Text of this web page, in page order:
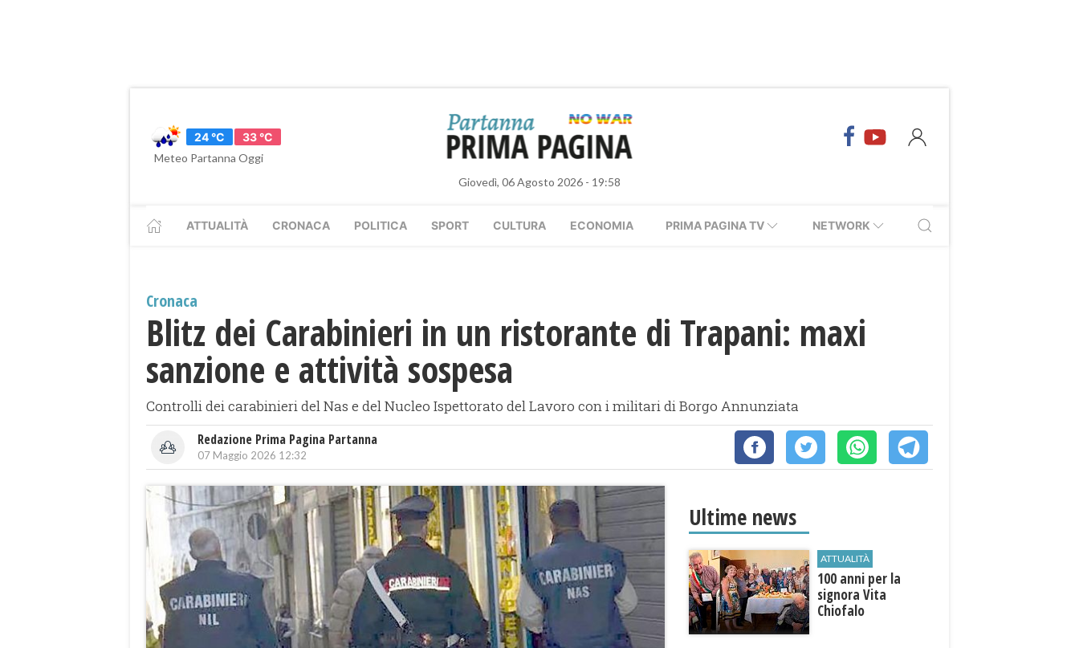
24 °C
33 °C
Meteo Partanna Oggi
Giovedì, 06 Agosto 2026 - 19:58
ATTUALITÀ CRONACA POLITICA SPORT CULTURA ECONOMIA PRIMA PAGINA TV NETWORK
Cronaca
Blitz dei Carabinieri in un ristorante di Trapani: maxi
sanzione e attività sospesa
Controlli dei carabinieri del Nas e del Nucleo Ispettorato del Lavoro con i militari di Borgo Annunziata
Redazione Prima Pagina Partanna
07 Maggio 2026 12:32
Ultime news
ATTUALITÀ
100 anni per la
signora Vita
Chiofalo